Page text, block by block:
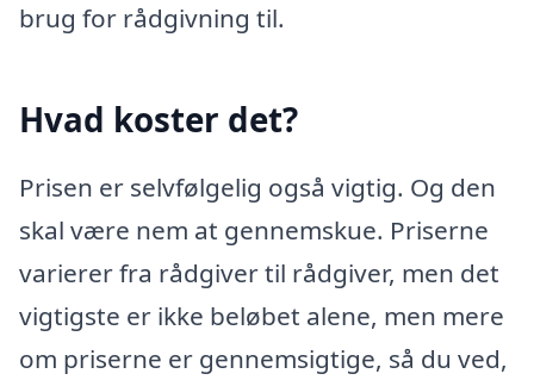
brug for rådgivning til.
Hvad koster det?
Prisen er selvfølgelig også vigtig. Og den
skal være nem at gennemskue. Priserne
varierer fra rådgiver til rådgiver, men det
vigtigste er ikke beløbet alene, men mere
om priserne er gennemsigtige, så du ved,